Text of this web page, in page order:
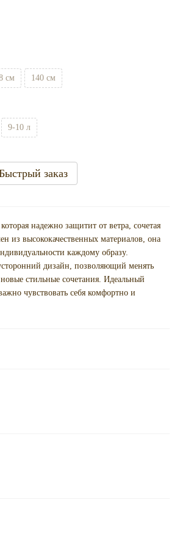
см 140 см
9-10 л
заказ
надежно защитит от ветра, сочетая
из высококачественных материалов, она
каждому образу.
дизайн, позволяющий менять
стильные сочетания. Идеальный
чувствовать себя комфортно и